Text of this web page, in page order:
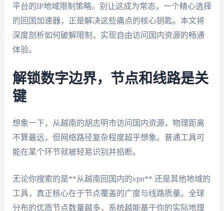
平台的IP地域限制策略。别让这成为常态，一个精心选择
的回国加速器，正是解决这些痛点的核心钥匙。本文将
深度剖析如何破解限制，实现自由访问国内资源的畅通
体验。
解锁数字边界，节点和线路是关
键
想象一下，从越南的胡志明市访问国内资源，物理距离
不算最远，但网络路径复杂程度超乎想象。普通工具可
能在某个环节就被轻易识别并掐断。
无论你搜索的是**从越南回国内的vpn** 还是其他地域的
工具，真正核心在于节点覆盖的广度与线路质量。全球
分布的优质节点数量越多，系统越能基于你的实际地理